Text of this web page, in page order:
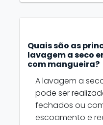
Quais são as
lavagem a seco
com mangueira?
A lavagem a
pode ser
fechados ou
escoamento e